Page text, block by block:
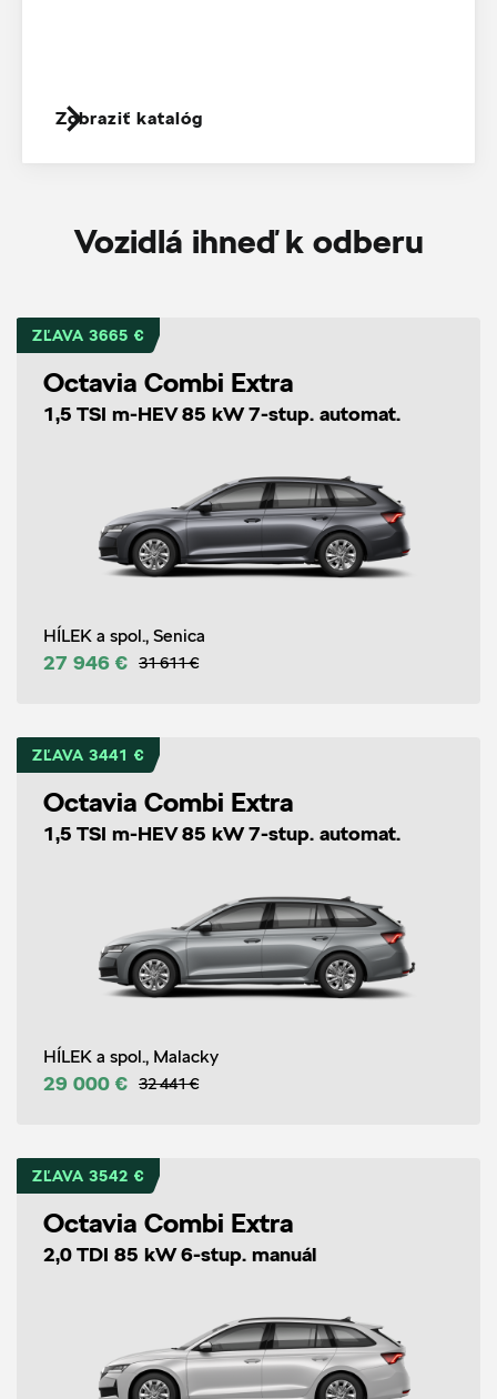
Zobraziť katalóg
Vozidlá ihneď k odberu
ZĽAVA 3665 €
Octavia Combi Extra
1,5 TSI m-HEV 85 kW 7-stup. automat.
HÍLEK a spol., Senica
27 946 € 31 611 €
ZĽAVA 3441 €
Octavia Combi Extra
1,5 TSI m-HEV 85 kW 7-stup. automat.
HÍLEK a spol., Malacky
29 000 € 32 441 €
ZĽAVA 3542 €
Octavia Combi Extra
2,0 TDI 85 kW 6-stup. manuál